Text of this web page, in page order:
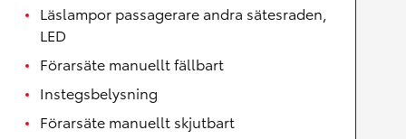
Läslampor passagerare andra sätesraden,
LED
Förarsäte manuellt fällbart
Instegsbelysning
Förarsäte manuellt skjutbart